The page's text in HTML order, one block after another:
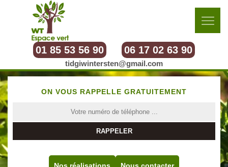
01 85 53 56 90 06 17 02 63 90
tidgiwintersten@gmail.com
ON VOUS RAPPELLE GRATUITEMENT